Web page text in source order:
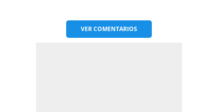
VERCOMENTARIOS